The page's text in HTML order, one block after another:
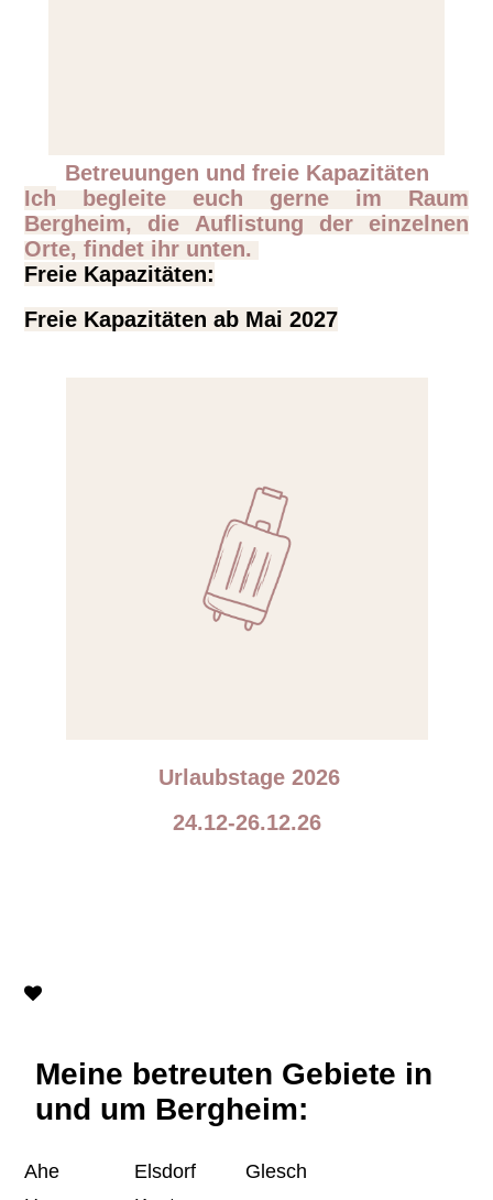
Betreuungen und freie Kapazitäten
Ich
begleite euch gerne im Raum
Bergheim, die Auflistung der einzelnen
Orte, findet ihr unten.
Freie Kapazitäten:
Freie Kapazitäten ab Mai 2027
Urlaubstage 2026
24.12-26.12.26
Meine betreuten Gebiete in
und um Bergheim:
Ahe Elsdorf
Glesch